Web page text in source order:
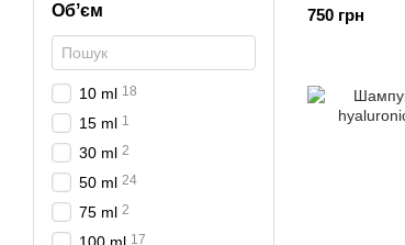
750 грн
Обʼєм
10 ml 18
15 ml 1
30 ml 2
50 ml 24
75 ml 2
17